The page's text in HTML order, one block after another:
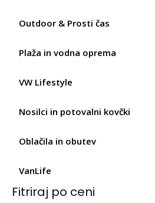
Outdoor & Prosti čas
Plaža in vodna oprema
VW Lifestyle
Nosilci in potovalni kovčki
Oblačila in obutev
VanLife
Fitriraj po ceni